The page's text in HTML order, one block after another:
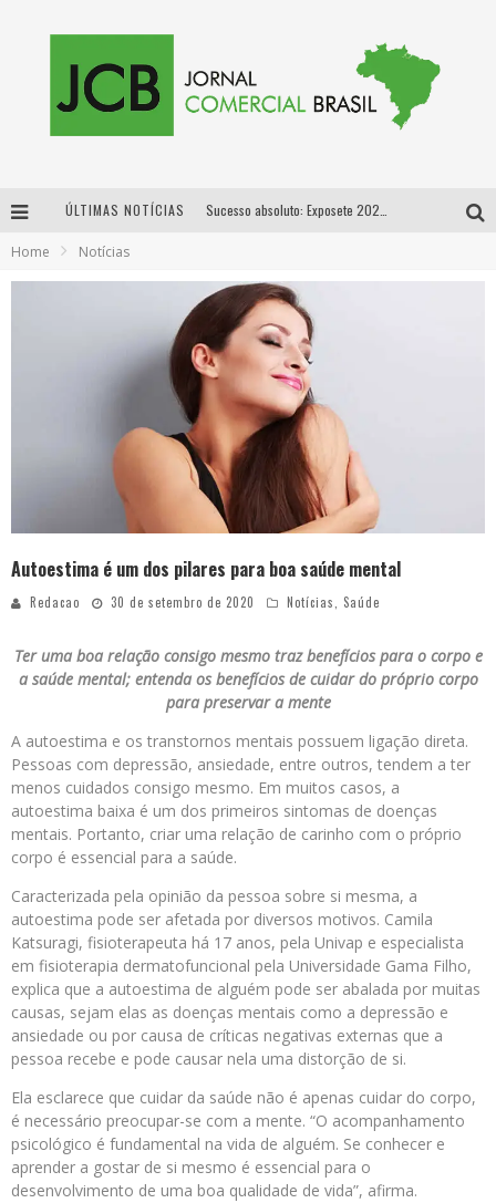
ÚLTIMAS NOTÍCIAS
Home Notícias
Autoestima é um dos pilares para boa saúde mental
Redacao 30 de setembro de 2020 Notícias, Saúde
Ter uma boa relação consigo mesmo traz benefícios para o corpo e
a saúde mental; entenda os benefícios de cuidar do próprio corpo
para preservar a mente
A autoestima e os transtornos mentais possuem ligação direta.
Pessoas com depressão, ansiedade, entre outros, tendem a ter
menos cuidados consigo mesmo. Em muitos casos, a
autoestima baixa é um dos primeiros sintomas de doenças
mentais. Portanto, criar uma relação de carinho com o próprio
corpo é essencial para a saúde.
Caracterizada pela opinião da pessoa sobre si mesma, a
autoestima pode ser afetada por diversos motivos. Camila
Katsuragi, fisioterapeuta há 17 anos, pela Univap e especialista
em fisioterapia dermatofuncional pela Universidade Gama Filho,
explica que a autoestima de alguém pode ser abalada por muitas
causas, sejam elas as doenças mentais como a depressão e
ansiedade ou por causa de críticas negativas externas que a
pessoa recebe e pode causar nela uma distorção de si.
Ela esclarece que cuidar da saúde não é apenas cuidar do corpo,
é necessário preocupar-se com a mente. “O acompanhamento
psicológico é fundamental na vida de alguém. Se conhecer e
aprender a gostar de si mesmo é essencial para o
desenvolvimento de uma boa qualidade de vida”, afirma.